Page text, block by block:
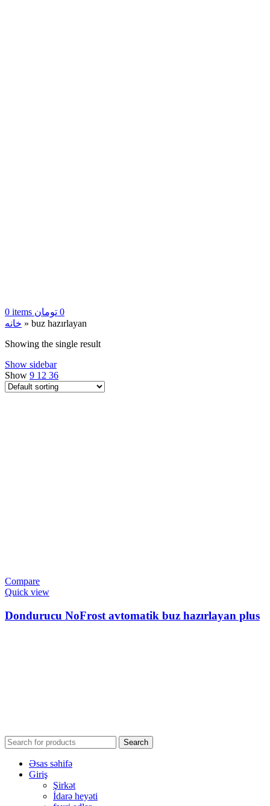
0 items 0 تومان
خانه » buz hazırlayan
Showing the single result
Show sidebar
Show 9 12 36
Compare
Quick view
Dondurucu NoFrost avtomatik buz hazırlayan plus
Search
Əsas səhifə
Giriş
Şirkət
İdarə heyəti